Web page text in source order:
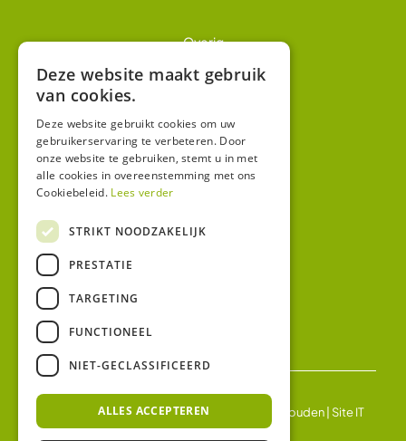
Overig
Winkel
Algemene voorwaarden
Privacy
Bezoekadres:
© 2026 Ledgloeilamp | Alle rechten voorbehouden | Site IT
BV
Deze website maakt gebruik
van cookies.
Deze website gebruikt cookies om uw
gebruikerservaring te verbeteren. Door
onze website te gebruiken, stemt u in met
alle cookies in overeenstemming met ons
Cookiebeleid. Lees verder
STRIKT NOODZAKELIJK
PRESTATIE
TARGETING
FUNCTIONEEL
NIET-GECLASSIFICEERD
ALLES ACCEPTEREN